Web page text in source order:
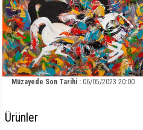
Müzayede Son Tarihi : 06/05/2023 20:00
Ürünler